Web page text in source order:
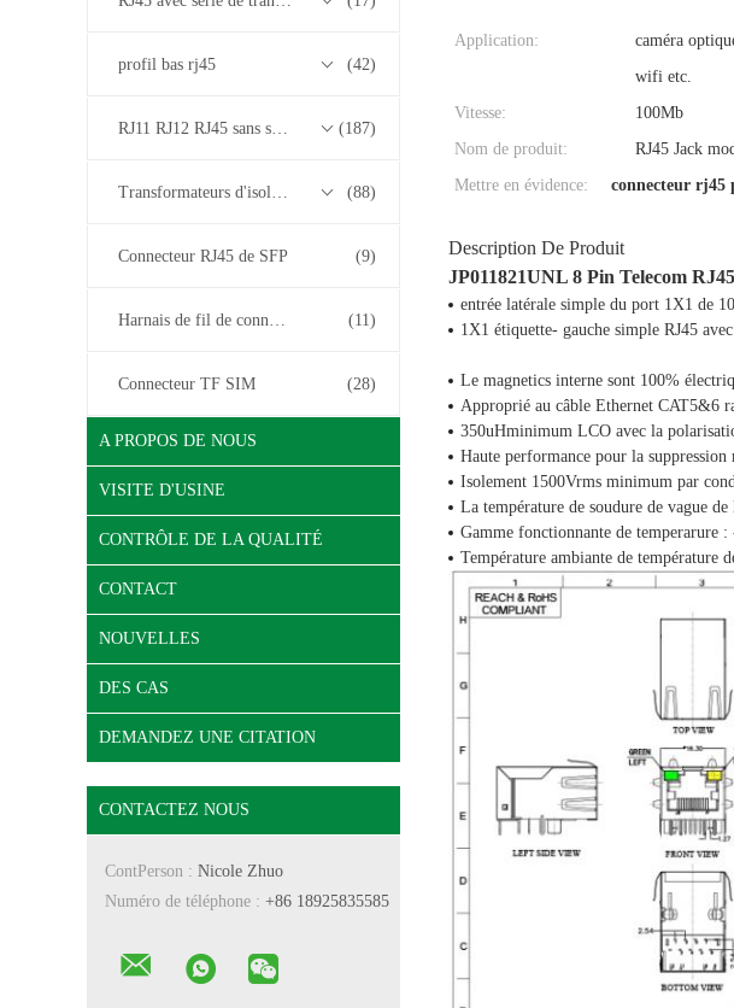
profil bas rj45 (42)
RJ11 RJ12 RJ45 sans série de transformateurs (187)
Transformateurs d'isolement (88)
Connecteur RJ45 de SFP (9)
Harnais de fil de connecteur (11)
Connecteur TF SIM (28)
A PROPOS DE NOUS
VISITE D'USINE
CONTRÔLE DE LA QUALITÉ
CONTACT
NOUVELLES
DES CAS
DEMANDEZ UNE CITATION
CONTACTEZ NOUS
ContPerson : Nicole Zhuo
Numéro de téléphone : +86 18925835585
Application:
caméra
wifi etc.
Vitesse: 100Mb
Nom de produit:
RJ45 Jack
Mettre en évidence:
connecteur rj45
Description De Produit
JP011821UNL 8 Pin Telecom
entrée latérale simple du port 1X1 de
1X1 étiquette- gauche simple RJ45
Le magnetics interne sont 100%
Approprié au câble Ethernet CAT5&6
350uHminimum LCO avec la
Haute performance pour la
Isolement 1500Vrms minimum par
La température de soudure de vague
Gamme fonctionnante de
Température ambiante de